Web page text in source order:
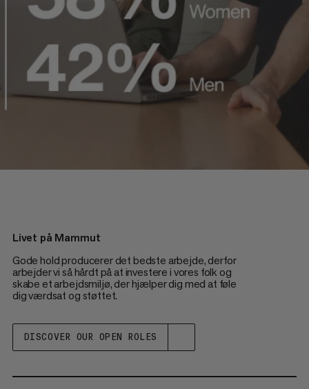
Livet på Mammut
Gode hold producerer det bedste arbejde, derfor
arbejder vi så hårdt på at investere i vores folk og
skabe et arbejdsmiljø, der hjælper dig med at føle
dig værdsat og støttet.
DISCOVER OUR OPEN ROLES